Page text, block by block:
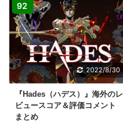
92
2022/8/30
『Hades（ハデス）』海外のレ
ビュースコア＆評価コメント
まとめ